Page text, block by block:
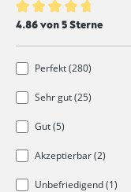
Durchschnittliche
4.86 von 5 Sterne
Perfekt (280)
Sehr gut (25)
Gut (5)
Akzeptierbar (2)
Unbefriedigend (1)